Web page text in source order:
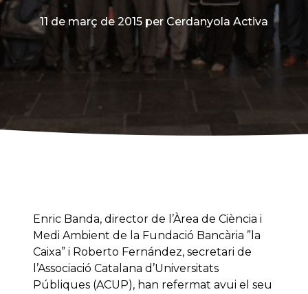
11 de març de 2015 per Cerdanyola Activa
Enric Banda, director de l’Àrea de Ciència i
Medi Ambient de la Fundació Bancària ”la
Caixa” i Roberto Fernández, secretari de
l’Associació Catalana d’Universitats
Públiques (ACUP), han refermat avui el seu